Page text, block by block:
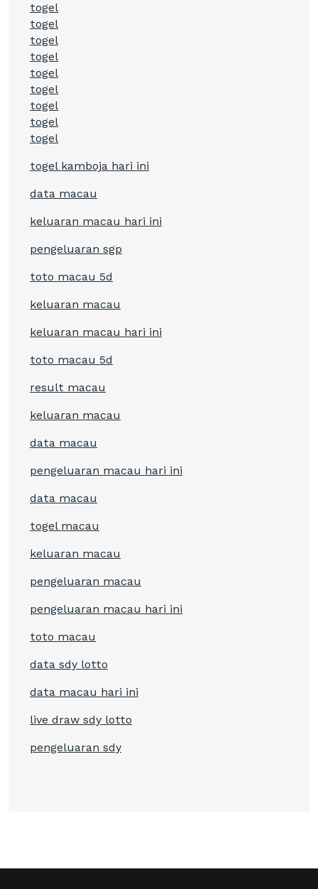
togel
togel
togel
togel
togel
togel
togel
togel
togel
togel kamboja hari ini
data macau
keluaran macau hari ini
pengeluaran sgp
toto macau 5d
keluaran macau
keluaran macau hari ini
toto macau 5d
result macau
keluaran macau
data macau
pengeluaran macau hari ini
data macau
togel macau
keluaran macau
pengeluaran macau
pengeluaran macau hari ini
toto macau
data sdy lotto
data macau hari ini
live draw sdy lotto
pengeluaran sdy